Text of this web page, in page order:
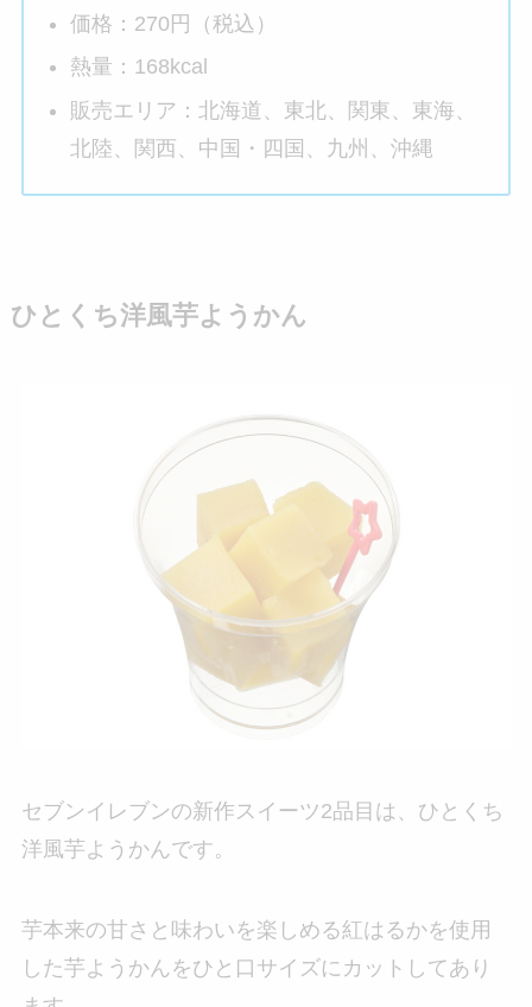
価格：270円（税込）
熱量：168kcal
販売エリア：北海道、東北、関東、東海、
北陸、関西、中国・四国、九州、沖縄
ひとくち洋風芋ようかん
セブンイレブンの新作スイーツ2品目は、ひとくち
洋風芋ようかんです。
芋本来の甘さと味わいを楽しめる紅はるかを使用
した芋ようかんをひと口サイズにカットしてあり